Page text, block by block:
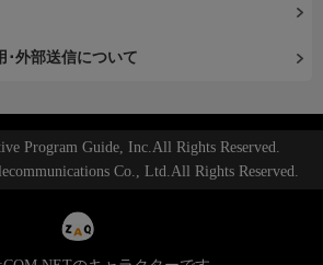
･外部送信について
Program Guide, Inc.All Rights Reserved.
Co., Ltd.All Rights Reserved.